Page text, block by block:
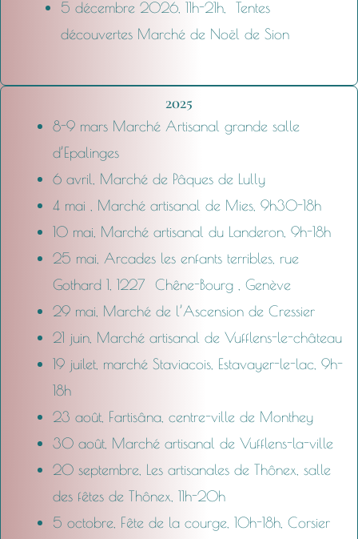
5 décembre 2026, 11h-21h, Tentes
découvertes Marché de Noël de Sion
2025
8-9 mars Marché Artisanal grande salle
d’Epalinges
6 avril, Marché de Pâques de Lully
4 mai , Marché artisanal de Mies, 9h30-18h
10 mai, Marché artisanal du Landeron, 9h-18h
25 mai, Arcades les enfants terribles, rue
Gothard 1, 1227 Chêne-Bourg , Genève
29 mai, Marché de l’Ascension de Cressier
21 juin, Marché artisanal de Vufflens-le-château
19 juilet, marché Staviacois, Estavayer-le-lac, 9h-
18h
23 août, Fartisâna, centre-ville de Monthey
30 août, Marché artisanal de Vufflens-la-ville
20 septembre, Les artisanales de Thônex, salle
des fêtes de Thônex, 11h-20h
5 octobre, Fête de la courge, 10h-18h, Corsier